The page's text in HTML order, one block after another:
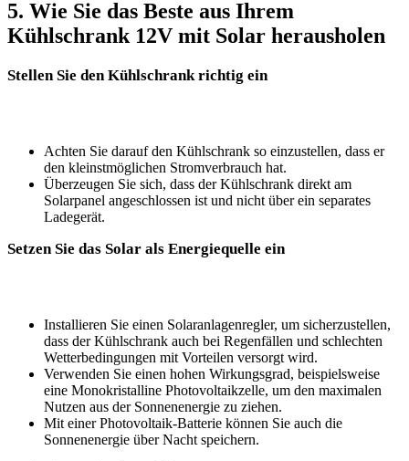
5. Wie Sie das‌ Beste aus ‌Ihrem
Kühlschrank 12V⁣ mit‌ Solar herausholen
Stellen Sie ‍den Kühlschrank richtig ein
Achten Sie darauf den ⁣Kühlschrank so einzustellen, dass er
den‍ kleinstmöglichen Stromverbrauch‌ hat.
Überzeugen Sie sich, ⁤dass der Kühlschrank direkt am
Solarpanel‌ angeschlossen ist und nicht‌ über ⁢ein ⁢separates
Ladegerät.
Setzen Sie das Solar als Energiequelle ein
Installieren Sie einen Solaranlagenregler, um sicherzustellen,
dass der Kühlschrank ⁢auch bei Regenfällen und schlechten
Wetterbedingungen ​mit ‍Vorteilen versorgt wird.
Verwenden Sie einen hohen Wirkungsgrad, beispielsweise
⁣eine Monokristalline Photovoltaikzelle, um den maximalen‍
Nutzen ⁤aus ‍der Sonnenenergie zu ziehen.
Mit ‍einer Photovoltaik-Batterie können Sie auch die
‍Sonnenenergie über Nacht speichern.